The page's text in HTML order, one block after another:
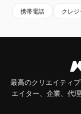
携帯電話 クレジ
最高のクリエイティ
エイター、企業、代